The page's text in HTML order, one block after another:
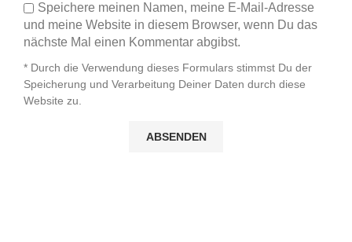
Speichere meinen Namen, meine E-Mail-Adresse
und meine Website in diesem Browser, wenn Du das
nächste Mal einen Kommentar abgibst.
* Durch die Verwendung dieses Formulars stimmst Du der
Speicherung und Verarbeitung Deiner Daten durch diese
Website zu.